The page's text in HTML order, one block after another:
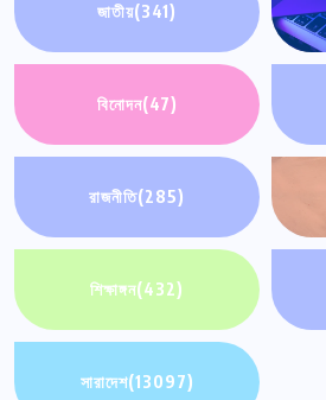
জাতীয়(341)
বিনোদন(47)
রাজনীতি(285)
শিক্ষাঙ্গন(432)
সারাদেশ(13097)